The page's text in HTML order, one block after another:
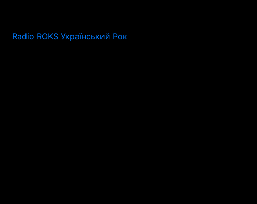
Radio ROKS Український Рок